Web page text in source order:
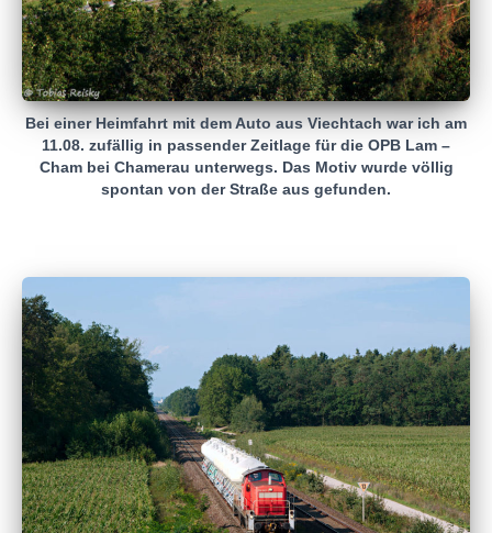
Bei einer Heimfahrt mit dem Auto aus Viechtach war ich am
11.08. zufällig in passender Zeitlage für die OPB Lam –
Cham bei Chamerau unterwegs. Das Motiv wurde völlig
spontan von der Straße aus gefunden.